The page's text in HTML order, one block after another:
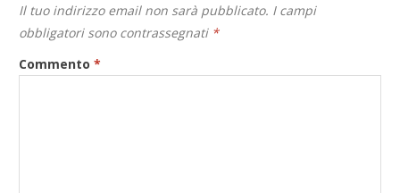
Il tuo indirizzo email non sarà pubblicato. I campi
obbligatori sono contrassegnati *
Commento*